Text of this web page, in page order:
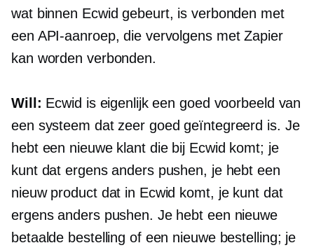
wat binnen Ecwid gebeurt, is verbonden met
een API-aanroep, die vervolgens met Zapier
kan worden verbonden.
Will: Ecwid is eigenlijk een goed voorbeeld van
een systeem dat zeer goed geïntegreerd is. Je
hebt een nieuwe klant die bij Ecwid komt; je
kunt dat ergens anders pushen, je hebt een
nieuw product dat in Ecwid komt, je kunt dat
ergens anders pushen. Je hebt een nieuwe
betaalde bestelling of een nieuwe bestelling; je